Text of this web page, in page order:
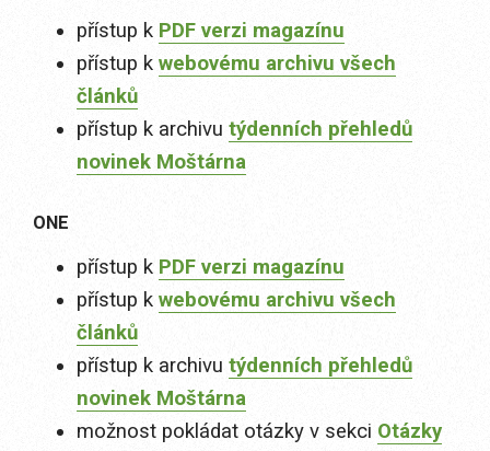
přístup k PDF verzi magazínu
přístup k webovému archivu všech
článků
přístup k archivu týdenních přehledů
novinek Moštárna
ONE
přístup k PDF verzi magazínu
přístup k webovému archivu všech
článků
přístup k archivu týdenních přehledů
novinek Moštárna
možnost pokládat otázky v sekci Otázky